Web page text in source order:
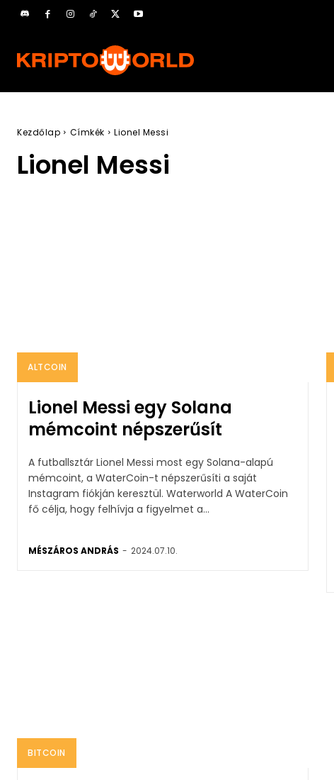
Kezdőlap Címkék Lionel Messi
Lionel Messi
ALTCOIN
Lionel Messi egy Solana
mémcoint népszerűsít
A futballsztár Lionel Messi most egy Solana-alapú
mémcoint, a WaterCoin-t népszerűsíti a saját
Instagram fiókján keresztül. Waterworld A WaterCoin
fő célja, hogy felhívja a figyelmet a...
MÉSZÁROS ANDRÁS - 2024.07.10.
BITCOIN